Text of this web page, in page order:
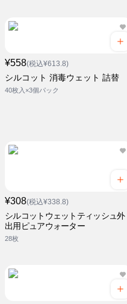
¥558(税込¥613.8)
シルコット 消毒ウェット 詰替
40枚入×3個パック
¥308(税込¥338.8)
シルコットウェットティッシュ外
出用ピュアウォーター
28枚